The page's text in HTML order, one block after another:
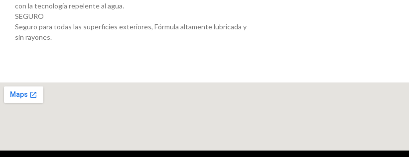
con la tecnología repelente al agua.
SEGURO
Seguro para todas las superficies exteriores, Fórmula altamente lubricada y
sin rayones.